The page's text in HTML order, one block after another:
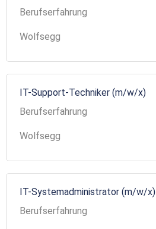
Berufserfahrung
Wolfsegg
IT-Support-Techniker (m/w/x)
Berufserfahrung
Wolfsegg
IT-Systemadministrator (m/w/x)
Berufserfahrung